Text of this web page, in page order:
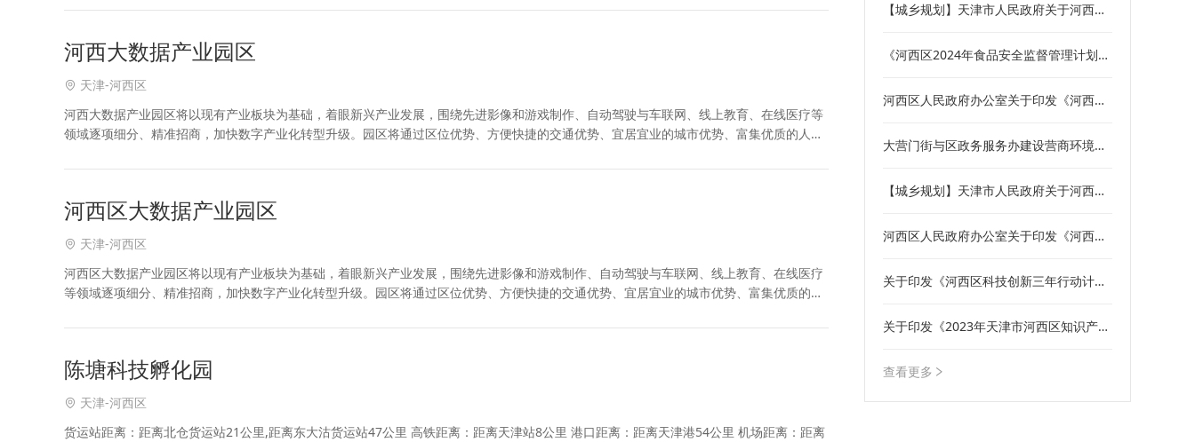
河西大数据产业园区
天津-河西区
河西大数据产业园区将以现有产业板块为基础，着眼新兴产业发展，围绕先进影像和游戏制作、自动驾驶与车联网、线上教育、在线医疗等
领域逐项细分、精准招商，加快数字产业化转型升级。园区将通过区位优势、方便快捷的交通优势、宜居宜业的城市优势、富集优质的人才
河西区大数据产业园区
天津-河西区
河西区大数据产业园区将以现有产业板块为基础，着眼新兴产业发展，围绕先进影像和游戏制作、自动驾驶与车联网、线上教育、在线医疗
等领域逐项细分、精准招商，加快数字产业化转型升级。园区将通过区位优势、方便快捷的交通优势、宜居宜业的城市优势、富集优质的人
陈塘科技孵化园
天津-河西区
货运站距离：距离北仓货运站21公里,距离东大沽货运站47公里 高铁距离：距离天津站8公里 港口距离：距离天津港54公里 机场距离：距离
【城乡规划】天津市人民政府关于河西区
技商务区W5、F17地块）控制性详细规划
《河西区2024年食品安全监督管理计划》
河西区人民政府办公室关于印发《河西区
大营门街与区政务服务办建设营商环境示
【城乡规划】天津市人民政府关于河西区
划修改的批复
河西区人民政府办公室关于印发《河西区
关于印发《河西区科技创新三年行动计划
关于印发《2023年天津市河西区知识产权
查看更多